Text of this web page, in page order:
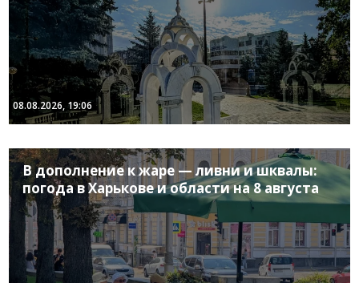
08.08.2026, 19:06
В дополнение к жаре — ливни и шквалы:
погода в Харькове и области на 8 августа